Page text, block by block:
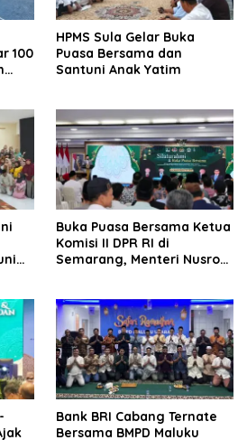
100
HPMS Sula Gelar Buka
Puasa Bersama dan
Santuni Anak Yatim
Buka Puasa Bersama Ketua
Komisi II DPR RI di
Semarang, Menteri Nusron
Bank BRI Cabang Ternate
Bersama BMPD Maluku